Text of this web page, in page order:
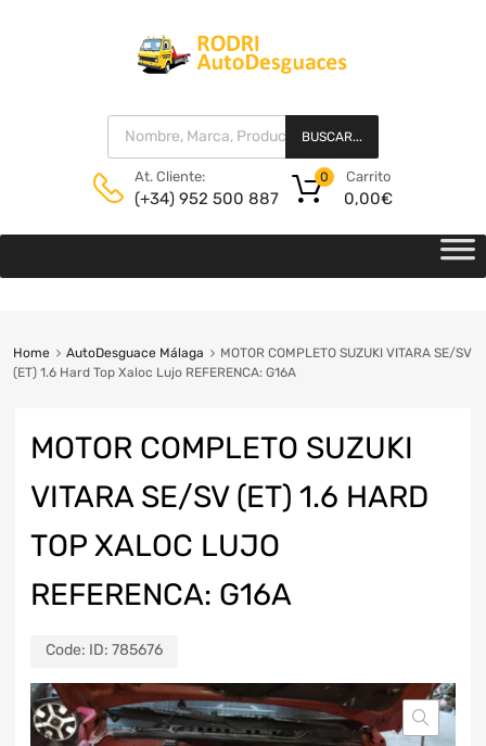
BUSCAR...
At. Cliente:
(+34) 952 500 887
Carrito
0,00€
0
Home AutoDesguace Málaga
MOTOR COMPLETO SUZUKI VITARA SE/SV
(ET) 1.6 Hard Top Xaloc Lujo REFERENCA: G16A
MOTOR COMPLETO SUZUKI
VITARA SE/SV (ET) 1.6 HARD
TOP XALOC LUJO
REFERENCA: G16A
Code: ID: 785676